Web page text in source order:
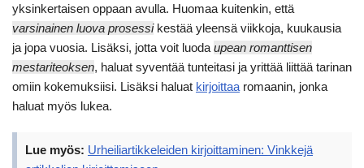
yksinkertaisen oppaan avulla. Huomaa kuitenkin, että
varsinainen luova prosessikestää yleensä viikkoja, kuukausia
ja jopa vuosia. Lisäksi, jotta voit luoda upean romanttisen
mestariteoksen, haluat syventää tunteitasi ja yrittää liittää tarinan
omiin kokemuksiisi. Lisäksi haluat kirjoittaa romaanin, jonka
haluat myös lukea.
Lue myös: Urheiliartikkeleiden kirjoittaminen: Vinkkejä